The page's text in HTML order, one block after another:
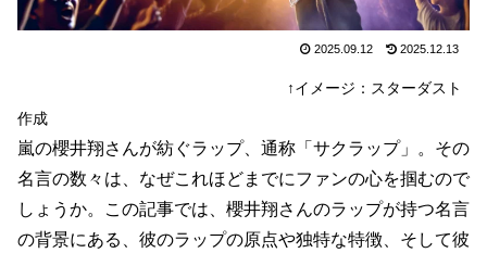
2025.09.12 2025.12.13
↑イメージ：スターダスト
作成
嵐の櫻井翔さんが紡ぐラップ、通称「サクラップ」。その
名言の数々は、なぜこれほどまでにファンの心を掴むので
しょうか。この記事では、櫻井翔さんのラップが持つ名言
の背景にある、彼のラップの原点や独特な特徴、そして彼